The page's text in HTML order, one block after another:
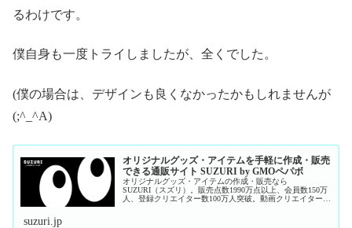
るわけです。
僕自身も一度トライしましたが、全くでした。
(僕の場合は、デザインも良くなかったかもしれませんが
(;^_^A)
オリジナルグッズ・アイテムを手軽に作成・販売
できる通販サイト SUZURI by GMOペパボ
オリジナルグッズ・アイテムの作成・販売なら
SUZURI（スズリ）。販売点数1990万点以上、会員数150万
人、登録クリエイター数100万人突破。動画クリエイターや
suzuri.jp